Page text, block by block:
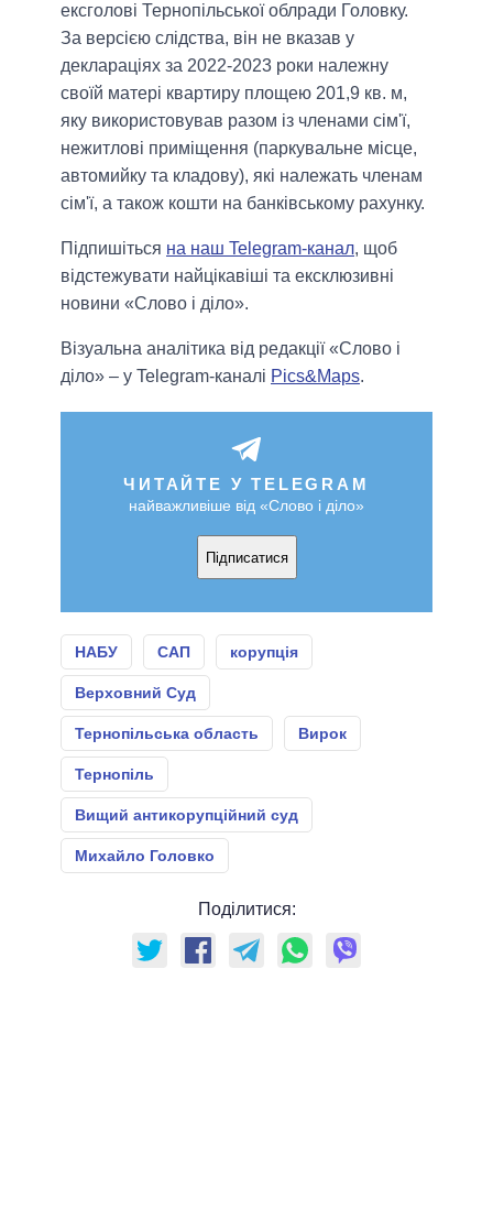
ексголові Тернопільської облради Головку.
За версією слідства, він не вказав у
деклараціях за 2022-2023 роки належну
своїй матері квартиру площею 201,9 кв. м,
яку використовував разом із членами сім'ї,
нежитлові приміщення (паркувальне місце,
автомийку та кладову), які належать членам
сім'ї, а також кошти на банківському рахунку.
Підпишіться на наш Telegram-канал, щоб
відстежувати найцікавіші та ексклюзивні
новини «Слово і діло».
Візуальна аналітика від редакції «Слово і
діло» – у Telegram-каналі Pics&Maps.
ЧИТАЙТЕ У TELEGRAM
найважливіше від «Слово і діло»
Підписатися
НАБУ САП корупція
Верховний Суд
Тернопільська область Вирок
Тернопіль
Вищий антикорупційний суд
Михайло Головко
Поділитися: